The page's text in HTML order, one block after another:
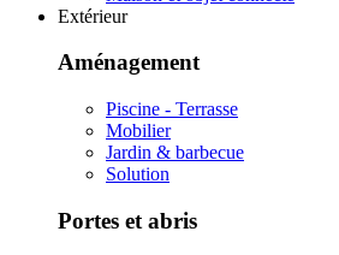
Extérieur
Aménagement
Piscine - Terrasse
Mobilier
Jardin & barbecue
Solution
Portes et abris